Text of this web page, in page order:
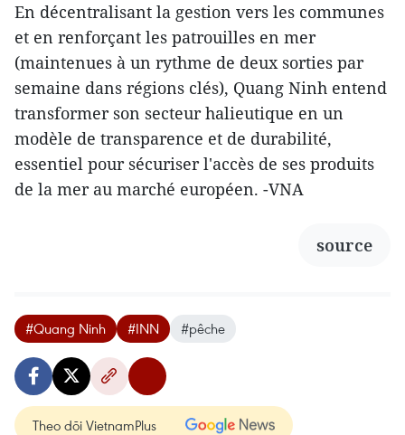
En décentralisant la gestion vers les communes
et en renforçant les patrouilles en mer
(maintenues à un rythme de deux sorties par
semaine dans régions clés), Quang Ninh entend
transformer son secteur halieutique en un
modèle de transparence et de durabilité,
essentiel pour sécuriser l'accès de ses produits
de la mer au marché européen. -VNA
source
#Quang Ninh #INN #pêche
Theo dõi VietnamPlus